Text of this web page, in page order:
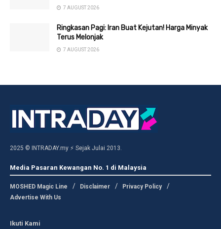
7 AUGUST 2026
Ringkasan Pagi: Iran Buat Kejutan! Harga Minyak
Terus Melonjak
7 AUGUST 2026
2025 © INTRADAY.my ⚡ Sejak Julai 2013.
Media Pasaran Kewangan No. 1 di Malaysia
MOSHED Magic Line Disclaimer
Privacy Policy
Advertise With Us
Ikuti Kami